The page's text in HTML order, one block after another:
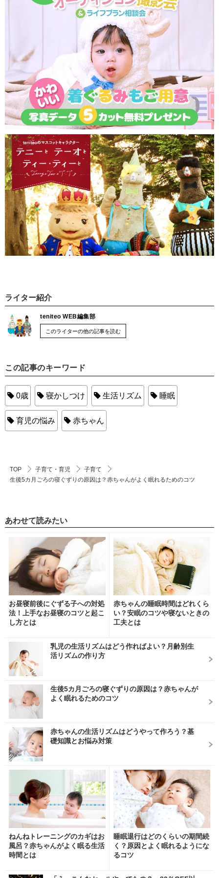
ライター紹介
teniteo WEB編集部
このライターの他の記事を読む
この記事のキーワード
0歳 寝かしつけ 生活リズム 睡眠
育児の悩み 赤ちゃん
TOP 子育て・育児
子育て
生後5カ月ごろの寝ぐずりの原因は？赤ちゃんがよく眠れるためのコツ
あわせて読みたい
お昼寝前後にぐずる子への対処
法！上手なお昼寝のコツと起こ
し方とは
赤ちゃんの睡眠時間はどれくら
い？安眠のコツや寝ないときの
工夫とは
乳児の生活リズムはどう作ればよい？月齢別生
活リズムの作り方
生後5カ月ごろの寝ぐずりの原因は？赤ちゃんが
よく眠れるためのコツ
赤ちゃんの生活リズムはどうやって作ろう？基
礎知識とお悩み対策
ねんねトレーニングのカギはお
風呂？赤ちゃんがよく眠る生活
時間とは
睡眠退行はどのくらいの期間続
く？原因とよく眠れるようにな
るコツ